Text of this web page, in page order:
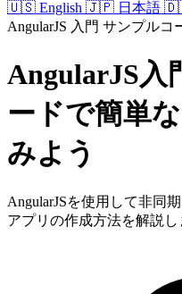
🇺🇸 English 🇯🇵 日本語
AngularJS 入門 サンプルコ
AngularJS入
ードで簡単
みよう
AngularJSを使用して非同
アプリの作成方法を解説し